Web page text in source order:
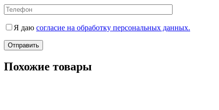
Я даю согласие на обработку персональных данных.
Похожие товары